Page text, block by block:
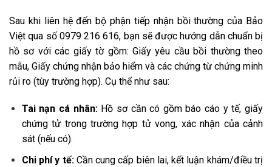
Sau khi liên hệ đến bộ phận tiếp nhận bồi thường của Bảo
Việt qua số 0979 216 616, bạn sẽ được hướng dẫn chuẩn bị
hồ sơ với các giấy tờ gồm: Giấy yêu cầu bồi thường theo
mẫu, Giấy chứng nhận bảo hiểm và các chứng từ chứng minh
rủi ro (tùy trường hợp). Cụ thể như sau:
Tai nạn cá nhân:Hồ sơ cần có gồm báo cáo y tế, giấy
chứng tử trong trường hợp tử vong, xác nhận của cảnh
sát (nếu có).
Chi phí y tế:Cần cung cấp biên lai, kết luận khám/điều trị